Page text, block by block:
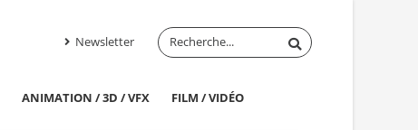
Newsletter
ANIMATION / 3D / VFX FILM / VIDÉO